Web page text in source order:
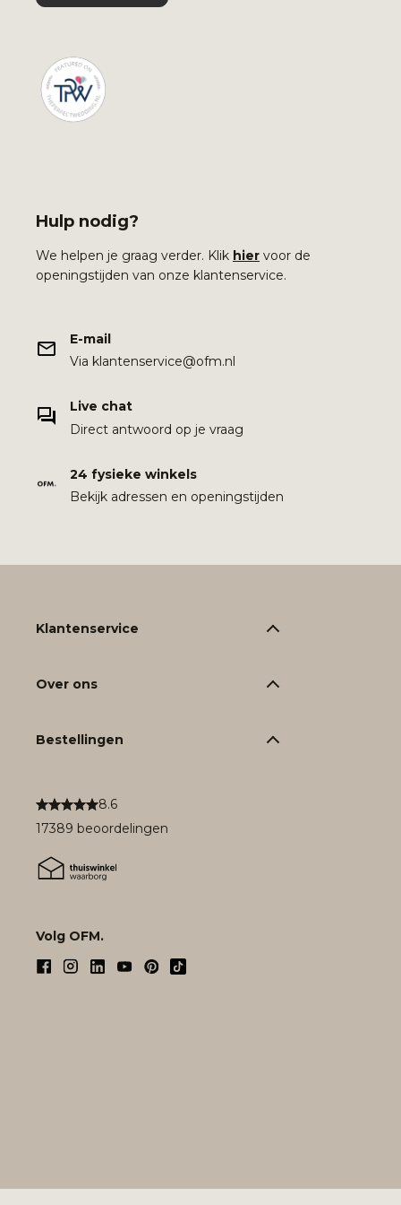
Hulp nodig?
We helpen je graag verder. Klik hier voor de
openingstijden van onze klantenservice.
E-mail
Via klantenservice@ofm.nl
Live chat
Direct antwoord op je vraag
24 fysieke winkels
Bekijk adressen en openingstijden
8.6
17389 beoordelingen
Volg OFM.
Klantenservice
Over ons
Bestellingen